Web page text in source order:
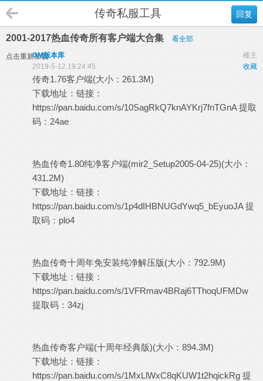
回复
传奇私服工具
2001-2017热血传奇所有客户端大合集 看全部
点击重新加载 楼主
GM版本库
收藏
2019-5-12 19:24:45
传奇1.76客户端(大小：261.3M)
下载地址：链接：
https://pan.baidu.com/s/10SagRkQ7knAYKrj7fnTGnA提取
码：24ae
热血传奇1.80纯净客户端(mir2_Setup2005-04-25)(大小：
431.2M)
下载地址：链接：
https://pan.baidu.com/s/1p4dIHBNUGdYwq5_bEyuoJA提
取码：plo4
热血传奇十周年免安装纯净解压版(大小：792.9M)
下载地址：链接：
https://pan.baidu.com/s/1VFRmav4BRaj6TThoqUFMDw
提取码：34zj
热血传奇客户端(十周年经典版)(大小：894.3M)
下载地址：链接：
https://pan.baidu.com/s/1MxLlWxC8qKUW1t2hqickRg 提